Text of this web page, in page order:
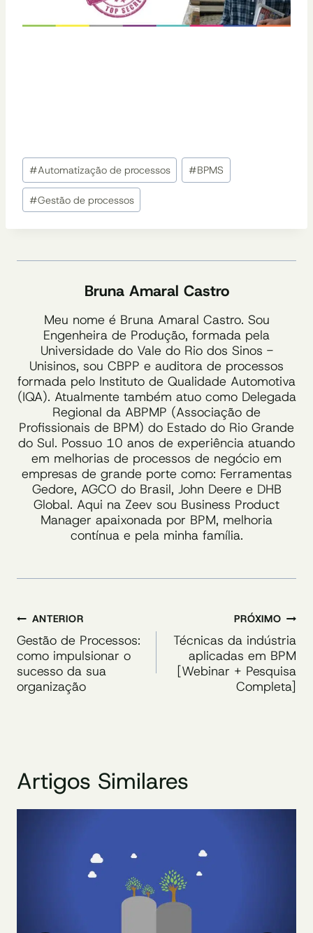
Tags
do
Post:
#Automatização de processos #BPMS
#Gestão de processos
Bruna Amaral Castro
Meu nome é Bruna Amaral Castro. Sou
Engenheira de Produção, formada pela
Universidade do Vale do Rio dos Sinos -
Unisinos, sou CBPP e auditora de processos
formada pelo Instituto de Qualidade Automotiva
(IQA). Atualmente também atuo como Delegada
Regional da ABPMP (Associação de
Profissionais de BPM) do Estado do Rio Grande
do Sul. Possuo 10 anos de experiência atuando
em melhorias de processos de negócio em
empresas de grande porte como: Ferramentas
Gedore, AGCO do Brasil, John Deere e DHB
Global. Aqui na Zeev sou Business Product
Manager apaixonada por BPM, melhoria
contínua e pela minha família.
Navegação
de
Post
ANTERIOR
Gestão de Processos:
como impulsionar o
sucesso da sua
organização
PRÓXIMO
Técnicas da indústria
aplicadas em BPM
[Webinar + Pesquisa
Completa]
Artigos Similares